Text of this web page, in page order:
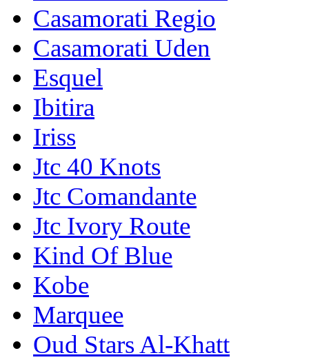
Casamorati Regio
Casamorati Uden
Esquel
Ibitira
Iriss
Jtc 40 Knots
Jtc Comandante
Jtc Ivory Route
Kind Of Blue
Kobe
Marquee
Oud Stars Al-Khatt